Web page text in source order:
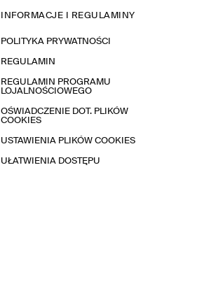
INFORMACJE I REGULAMINY
POLITYKA PRYWATNOŚCI
REGULAMIN
REGULAMIN PROGRAMU
LOJALNOŚCIOWEGO
OŚWIADCZENIE DOT. PLIKÓW
COOKIES
USTAWIENIA PLIKÓW COOKIES
UŁATWIENIA DOSTĘPU